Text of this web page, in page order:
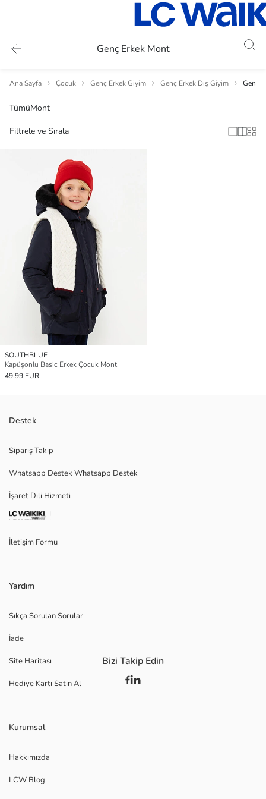
Genç Erkek Mont
Ana Sayfa Çocuk Genç Erkek Giyim Genç Erkek Dış Giyim Genç
TümüMont
Filtrele ve Sırala
SOUTHBLUE
Kapüşonlu Basic Erkek Çocuk Mont
49.99 EUR
Destek
Sipariş Takip
Whatsapp Destek Whatsapp Destek
İşaret Dili Hizmeti
İletişim Formu
Yardım
Sıkça Sorulan Sorular
İade
Site Haritası
Hediye Kartı Satın Al
Kurumsal
Hakkımızda
LCW Blog
Bizi Takip Edin